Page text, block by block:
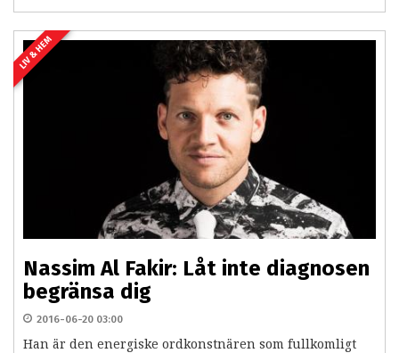
LIV & HEM
Nassim Al Fakir: Låt inte diagnosen
begränsa dig
2016-06-20 03:00
Han är den energiske ordkonstnären som fullkomligt